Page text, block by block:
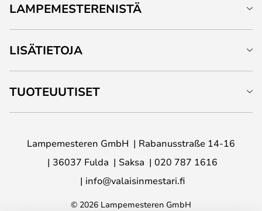
LAMPEMESTERENISTÄ
LISÄTIETOJA
TUOTEUUTISET
Lampemesteren GmbH
Rabanusstraße 14-16
36037 Fulda
Saksa
020 787 1616
info@valaisinmestari.fi
© 2026 Lampemesteren GmbH